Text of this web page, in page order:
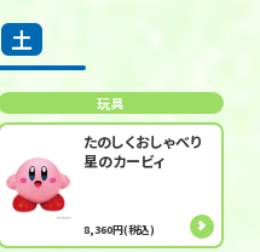
土
玩具
たのしくおしゃべり
星のカービィ
8,360円(税込)